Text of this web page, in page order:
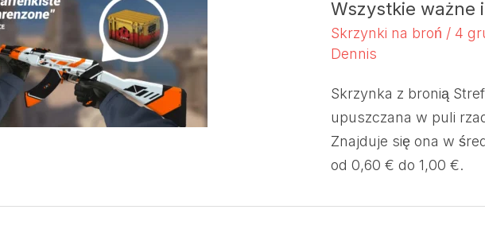
Wszystkie ważne
Skrzynki na broń / 4
Dennis
Skrzynka z bronią
upuszczana w puli
Znajduje się ona w
od 0,60 € do 1,00 €.